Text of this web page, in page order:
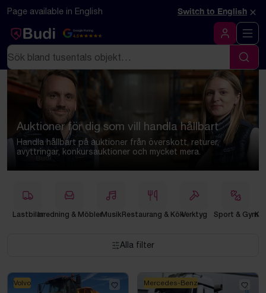
Hoppa till innehåll
Page available in English Switch to English ×
Google Rating
4.5
Logga in
Sök
Sök
Auktioner för dig som vill handla hållbart
Handla hållbart på auktioner från överskott, returer,
avyttringar, konkursauktioner och mycket mera.
LastbilarInredning & MöblerMusik Restaurang & KökVerktyg Sport & Gym
Alla filter
Volvo Mercedes-Benz